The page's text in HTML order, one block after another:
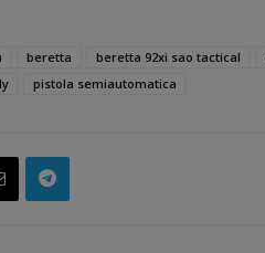
beretta beretta 92xi sao tactical
pistola semiautomatica